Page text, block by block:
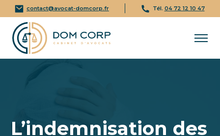
contact@avocat-domcorp.fr Tél. 04 72 12 10 47
L’indemnisation des